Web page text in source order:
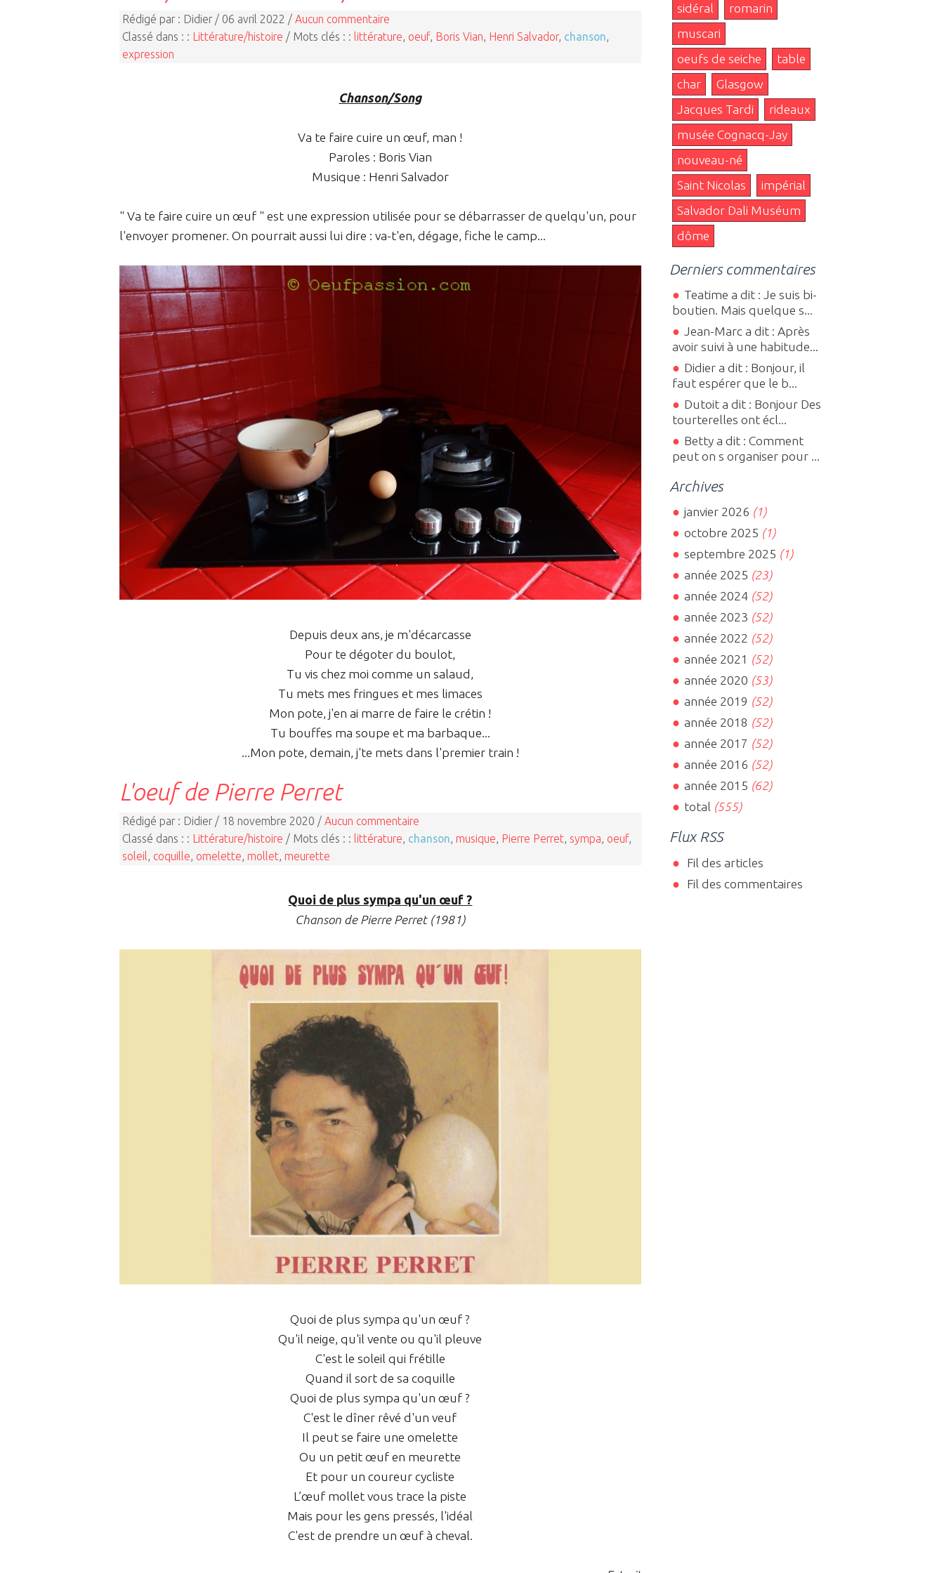
Rédigé par : Didier / 06 avril 2022 / Aucun commentaire
Classé dans : : Littérature/histoire / Mots clés : : littérature, oeuf, Boris Vian, Henri Salvador, chanson,
expression
Chanson/Song
Va te faire cuire un œuf, man !
Paroles : Boris Vian
Musique : Henri Salvador
" Va te faire cuire un œuf " est une expression utilisée pour se débarrasser de quelqu'un, pour
l'envoyer promener. On pourrait aussi lui dire : va-t'en, dégage, fiche le camp...
Depuis deux ans, je m'décarcasse
Pour te dégoter du boulot,
Tu vis chez moi comme un salaud,
Tu mets mes fringues et mes limaces
Mon pote, j'en ai marre de faire le crétin !
Tu bouffes ma soupe et ma barbaque...
...Mon pote, demain, j'te mets dans l'premier train !
L'oeuf de Pierre Perret
Rédigé par : Didier / 18 novembre 2020 / Aucun commentaire
Classé dans : : Littérature/histoire / Mots clés : : littérature, chanson, musique, Pierre Perret, sympa, oeuf,
soleil, coquille, omelette, mollet, meurette
Quoi de plus sympa qu'un œuf ?
Chanson de Pierre Perret (1981)
Quoi de plus sympa qu'un œuf ?
Qu'il neige, qu'il vente ou qu'il pleuve
C'est le soleil qui frétille
Quand il sort de sa coquille
Quoi de plus sympa qu'un œuf ?
C'est le dîner rêvé d'un veuf
Il peut se faire une omelette
Ou un petit œuf en meurette
Et pour un coureur cycliste
L’œuf mollet vous trace la piste
Mais pour les gens pressés, l'idéal
C'est de prendre un œuf à cheval.
sidéral
romarin
muscari
oeufs de seiche
table
char
Glasgow
Jacques Tardi
rideaux
musée Cognacq-Jay
nouveau-né
Saint Nicolas
impérial
Salvador Dali Muséum
dôme
Derniers commentaires
Teatime a dit : Je suis bi-
boutien. Mais quelque s...
Jean-Marc a dit : Après
avoir suivi à une habitude...
Didier a dit : Bonjour, il
faut espérer que le b...
Dutoit a dit : Bonjour Des
tourterelles ont écl...
Betty a dit : Comment
peut on s organiser pour ...
Archives
janvier 2026 (1)
octobre 2025 (1)
septembre 2025 (1)
année 2025 (23)
année 2024(52)
année 2023 (52)
année 2022 (52)
année 2021 (52)
année 2020 (53)
année 2019 (52)
année 2018 (52)
année 2017 (52)
année 2016 (52)
année 2015 (62)
total (555)
Flux RSS
Fil des articles
Fil des commentaires